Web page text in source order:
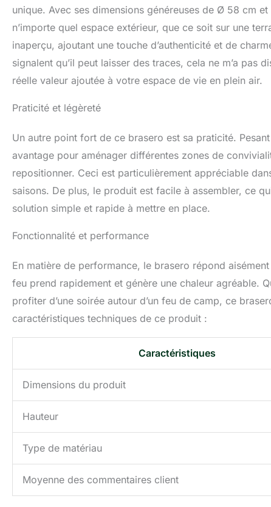
unique. Avec ses dimensions généreuses de Ø 58 cm
n’importe quel espace extérieur, que ce soit sur une
inaperçu, ajoutant une touche d’authenticité et de
signalent qu’il peut laisser des traces, cela ne m’a pas
réelle valeur ajoutée à votre espace de vie en plein air.
Praticité et légèreté
Un autre point fort de ce brasero est sa praticité.
avantage pour aménager différentes zones de
repositionner. Ceci est particulièrement appréciable
saisons. De plus, le produit est facile à assembler, ce
solution simple et rapide à mettre en place.
Fonctionnalité et performance
En matière de performance, le brasero répond
feu prend rapidement et génère une chaleur agréable.
profiter d’une soirée autour d’un feu de camp, ce
caractéristiques techniques de ce produit :
Caractéristiques
Dimensions du produit
Hauteur
Type de matériau
Moyenne des commentaires client